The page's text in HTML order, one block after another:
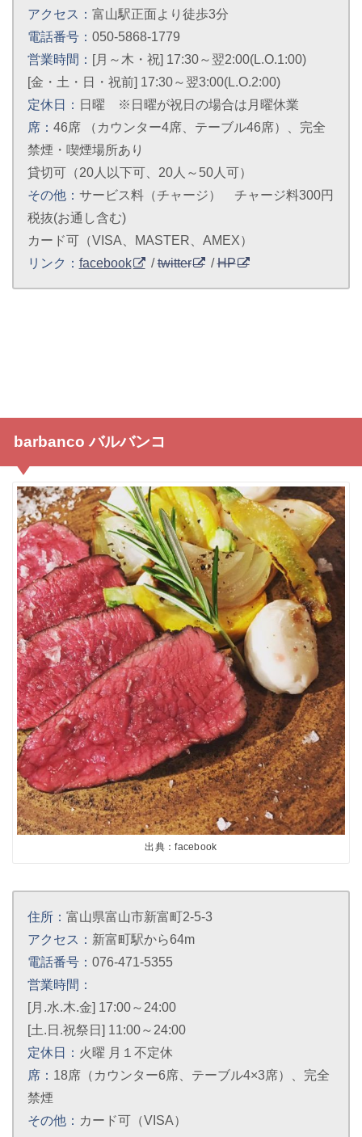
アクセス： 富山駅正面より徒歩3分
電話番号： 050-5868-1779
営業時間： [月～木・祝] 17:30～翌2:00(L.O.1:00)
[金・土・日・祝前] 17:30～翌3:00(L.O.2:00)
定休日： 日曜 ※日曜が祝日の場合は月曜休業
席： 46席 （カウンター4席、テーブル46席）、完全
禁煙・喫煙場所あり
貸切可（20人以下可、20人～50人可）
その他： サービス料（チャージ） チャージ料300円
税抜(お通し含む)
カード可（VISA、MASTER、AMEX）
リンク： facebook /twitter /HP
barbanco バルバンコ
出典：facebook
住所： 富山県富山市新富町2-5-3
アクセス： 新富町駅から64m
電話番号： 076-471-5355
営業時間：
[月.水.木.金] 17:00～24:00
[土.日.祝祭日] 11:00～24:00
定休日： 火曜 月１不定休
席： 18席（カウンター6席、テーブル4×3席）、完全
禁煙
その他： カード可（VISA）